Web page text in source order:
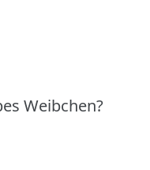
Weibchen?